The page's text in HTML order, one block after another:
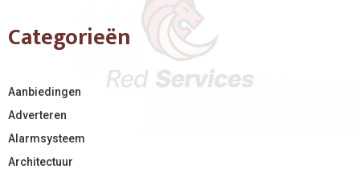
Categorieën
Aanbiedingen
Adverteren
Alarmsysteem
Architectuur